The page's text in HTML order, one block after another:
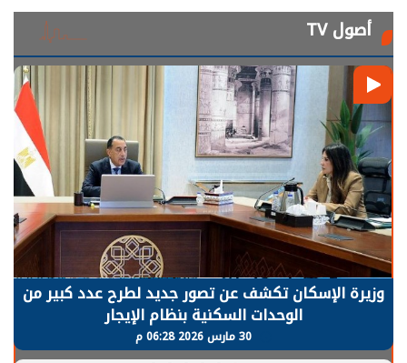
أصول TV
الرئيس السيسي: توقف الأنشطة في قطاع الطاقة
يحتاج إلى سنوات لعودة معدلات الإنتاج الطبيعية